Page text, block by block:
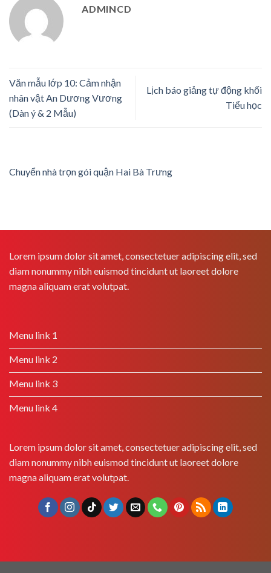
ADMINCD
Văn mẫu lớp 10: Cảm nhận
nhân vật An Dương Vương
(Dàn ý & 2 Mẫu)
Lịch báo giảng tự động khối
Tiểu học
Chuyển nhà trọn gói quận Hai Bà Trưng
Lorem ipsum dolor sit amet, consectetuer adipiscing elit, sed
diam nonummy nibh euismod tincidunt ut laoreet dolore
magna aliquam erat volutpat.
Menu link 1
Menu link 2
Menu link 3
Menu link 4
Lorem ipsum dolor sit amet, consectetuer adipiscing elit, sed
diam nonummy nibh euismod tincidunt ut laoreet dolore
magna aliquam erat volutpat.